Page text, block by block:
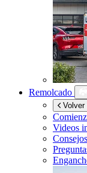
Remolcado
Volver
Videos